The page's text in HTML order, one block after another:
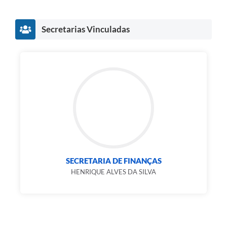
Secretarias Vinculadas
SECRETARIA DE FINANÇAS
HENRIQUE ALVES DA SILVA